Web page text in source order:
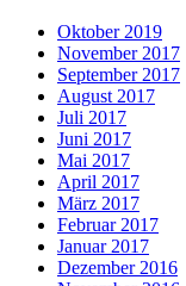
Oktober 2019
November 2017
September 2017
August 2017
Juli 2017
Juni 2017
Mai 2017
April 2017
März 2017
Februar 2017
Januar 2017
Dezember 2016